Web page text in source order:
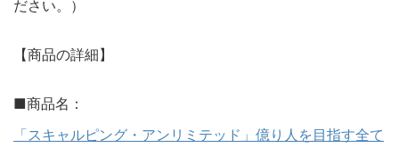
ださい。）
【商品の詳細】
■商品名：
「スキャルピング・アンリミテッド」億り人を目指す全て